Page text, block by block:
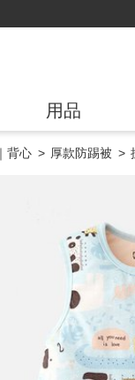
用品
背心 厚款防踢被